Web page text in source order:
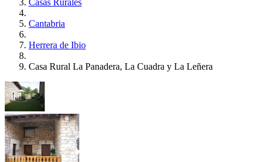
Casas Rurales
Cantabria
Herrera de Ibio
Casa Rural La Panadera, La Cuadra y La Leñera